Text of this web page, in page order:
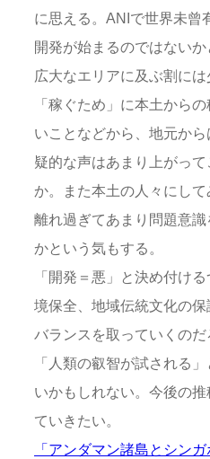
に思える。ANIで世界未曾
開発が始まるのではないか
広大なエリアに及ぶ割に
「稼ぐため」に本土から
いことなどから、地元か
疑的な声はあまり上がっ
か。また本土の人々にし
離れ過ぎてあまり問題意
かという気もする。
「開発＝悪」と決め付け
境保全、地域伝統文化の
バランスを取っていくのだ
「人類の叡智が試される
いかもしれない。今後の
ていきたい。
「アンダマン諸島とシン